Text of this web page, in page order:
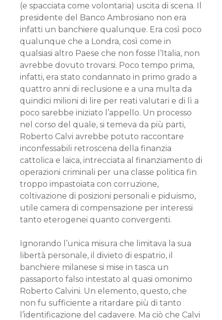
(e spacciata come volontaria) uscita di scena. Il
presidente del Banco Ambrosiano non era
infatti un banchiere qualunque. Era così poco
qualunque che a Londra, così come in
qualsiasi altro Paese che non fosse l’Italia, non
avrebbe dovuto trovarsi. Poco tempo prima,
infatti, era stato condannato in primo grado a
quattro anni di reclusione e a una multa da
quindici milioni di lire per reati valutari e di lì a
poco sarebbe iniziato l’appello. Un processo
nel corso del quale, si temeva da più parti,
Roberto Calvi avrebbe potuto raccontare
inconfessabili retroscena della finanzia
cattolica e laica, intrecciata al finanziamento di
operazioni criminali per una classe politica fin
troppo impastoiata con corruzione,
coltivazione di posizioni personali e piduismo,
utile camera di compensazione per interessi
tanto eterogenei quanto convergenti.
Ignorando l’unica misura che limitava la sua
libertà personale, il divieto di espatrio, il
banchiere milanese si mise in tasca un
passaporto falso intestato al quasi omonimo
Roberto Calvini. Un elemento, questo, che
non fu sufficiente a ritardare più di tanto
l’identificazione del cadavere. Ma ciò che Calvi